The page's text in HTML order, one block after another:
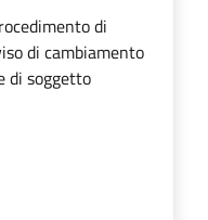
di
di cambiamento
di soggetto